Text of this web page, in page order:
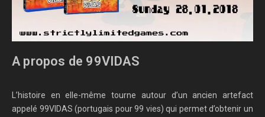
A propos de 99VIDAS
L’histoire en elle-même tourne autour d’un ancien artefact
appelé 99VIDAS (portugais pour 99 vies) qui permet d’obtenir un